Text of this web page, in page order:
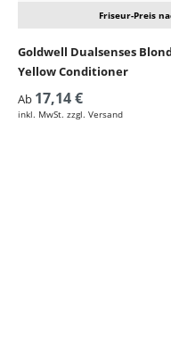
Friseur-Preis
Goldwell Dualsenses
Yellow Conditioner
Ab 17,14 €
inkl. MwSt. zzgl. Versand